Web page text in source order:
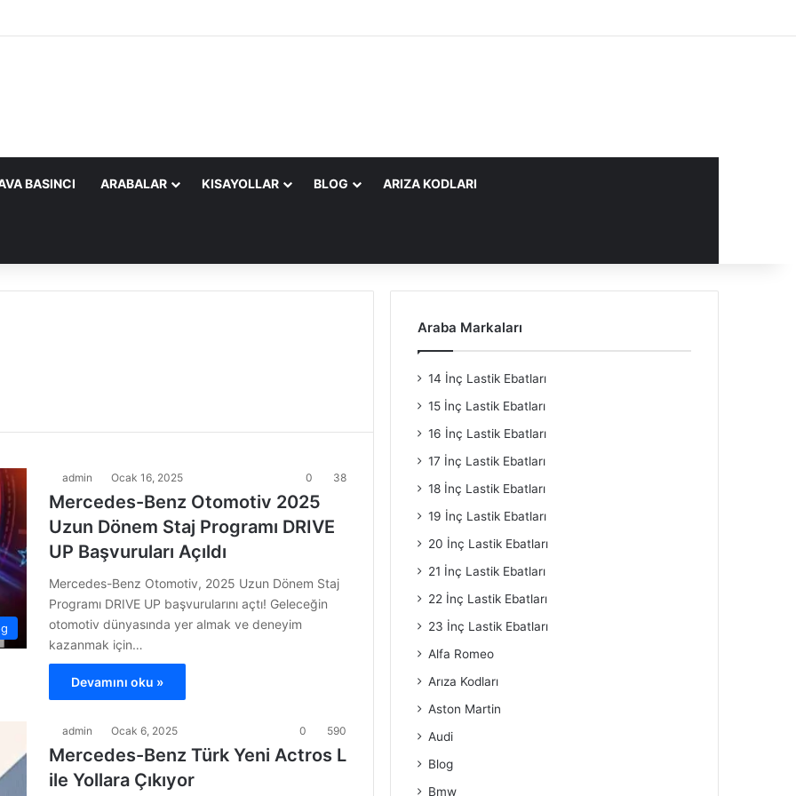
BASINCI ARABALAR KISAYOLLAR BLOG ARIZA KODLARI
admin Ocak 16, 2025 0 38
Mercedes-Benz Otomotiv 2025
Uzun Dönem Staj Programı DRIVE
UP Başvuruları Açıldı
Mercedes-Benz Otomotiv, 2025 Uzun Dönem Staj
Programı DRIVE UP başvurularını açtı! Geleceğin
otomotiv dünyasında yer almak ve deneyim
kazanmak için…
Devamını oku »
admin Ocak 6, 2025 0 590
Mercedes-Benz Türk Yeni Actros L
ile Yollara Çıkıyor
Araba Markaları
14 İnç Lastik Ebatları
15 İnç Lastik Ebatları
16 İnç Lastik Ebatları
17 İnç Lastik Ebatları
18 İnç Lastik Ebatları
19 İnç Lastik Ebatları
20 İnç Lastik Ebatları
21 İnç Lastik Ebatları
22 İnç Lastik Ebatları
23 İnç Lastik Ebatları
Alfa Romeo
Arıza Kodları
Aston Martin
Audi
Blog
Bmw